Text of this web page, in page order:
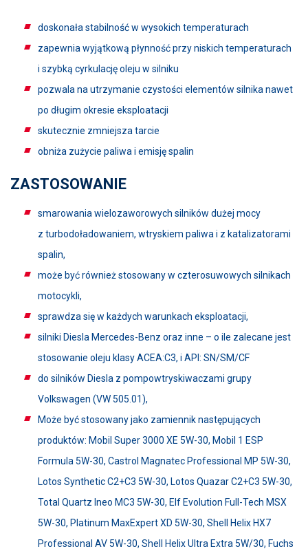
doskonała stabilność w wysokich temperaturach
zapewnia wyjątkową płynność przy niskich temperaturach
i szybką cyrkulację oleju w silniku
pozwala na utrzymanie czystości elementów silnika nawet
po długim okresie eksploatacji
skutecznie zmniejsza tarcie
obniża zużycie paliwa i emisję spalin
ZASTOSOWANIE
smarowania wielozaworowych silników dużej mocy
z turbodoładowaniem, wtryskiem paliwa i z katalizatorami
spalin,
może być również stosowany w czterosuwowych silnikach
motocykli,
sprawdza się w każdych warunkach eksploatacji,
silniki Diesla Mercedes-Benz oraz inne – o ile zalecane jest
stosowanie oleju klasy ACEA:C3, i API: SN/SM/CF
do silników Diesla z pompowtryskiwaczami grupy
Volkswagen (VW 505.01),
Może być stosowany jako zamiennik następujących
produktów: Mobil Super 3000 XE 5W-30, Mobil 1 ESP
Formula 5W-30, Castrol Magnatec Professional MP 5W-30,
Lotos Synthetic C2+C3 5W-30, Lotos Quazar C2+C3 5W-30,
Total Quartz Ineo MC3 5W-30, Elf Evolution Full-Tech MSX
5W-30, Platinum MaxExpert XD 5W-30, Shell Helix HX7
Professional AV 5W-30, Shell Helix Ultra Extra 5W/30, Fuchs